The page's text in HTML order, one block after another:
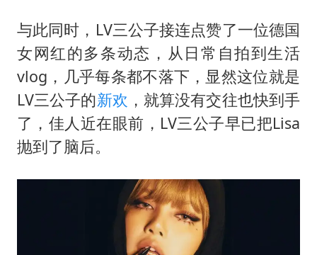
与此同时，LV三公子接连点赞了一位德国
女网红的多条动态，从日常自拍到生活
vlog，几乎每条都不落下，显然这位就是
LV三公子的新欢 ，就算没有交往也快到手
了，佳人近在眼前，LV三公子早已把Lisa
抛到了脑后。